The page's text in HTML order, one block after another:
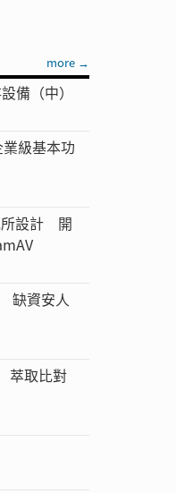
more →
備（中）
級基本功
所設計 開
缺資安人
萃取比對